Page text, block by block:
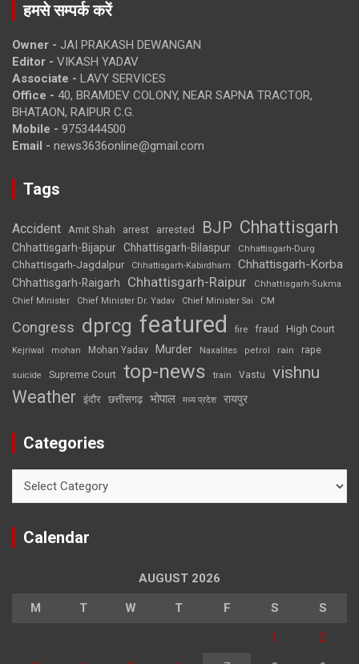
हमसे सम्पर्क करें
Owner - JAI PRAKASH DEWANGAN
Editor - VIKASH YADAV
Associate - LAVY SERVICES
Office - 40, BRAMDEV COLONY, NEAR SAPNA TRACTOR,
BHATAON, RAIPUR C.G.
Mobile - 9753444500
Email - news3636online@gmail.com
Tags
Accident Amit Shah arrest arrested BJP Chhattisgarh
Chhattisgarh-Bijapur Chhattisgarh-Bilaspur Chhattisgarh-Durg
Chhattisgarh-Jagdalpur Chhattisgarh-Kabirdham Chhattisgarh-Korba
Chhattisgarh-Raigarh Chhattisgarh-Raipur
Chhattisgarh-Sukma
Chief Minister
Chief Minister Dr. Yadav Chief Minister Sai CM
Congress dprcg featured fire fraud High Court
Kejriwal mohan Mohan Yadav Murder Naxalites petrol rain rape
suicide Supreme Court top-news train Vastu vishnu
Weather इंदौर छत्तीसगढ़ भोपाल मध्य प्रदेश रायपुर
Categories
Calendar
AUGUST 2026
M T W T F S S
1 2